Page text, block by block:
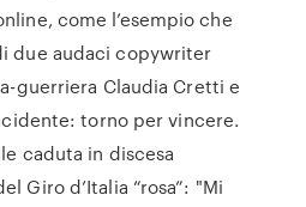
come l’esempio che
due audaci copywriter
guerriera Claudia Cretti e
torno per vincere.
caduta in discesa
Giro d’Italia “rosa”: "Mi